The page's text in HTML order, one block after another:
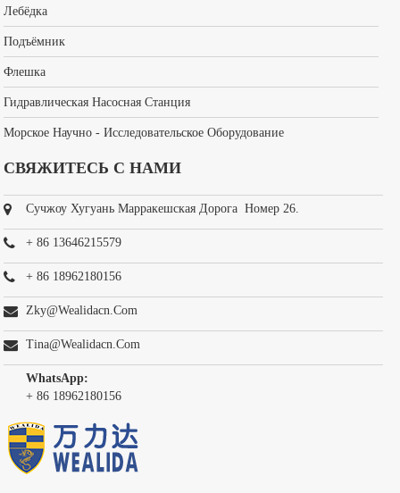
Лебёдка
Подъёмник
Флешка
Гидравлическая Насосная Станция
Морское Научно - Исследовательское Оборудование
СВЯЖИТЕСЬ С НАМИ
Сучжоу Хугуань Марракешская Дорога Номер 26.
+ 86 13646215579
+ 86 18962180156
Zky@wealidacn.com
Tina@wealidacn.com
WhatsApp:
+ 86 18962180156